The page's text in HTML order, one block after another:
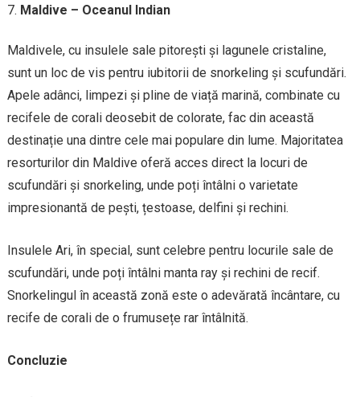
Maldive – Oceanul Indian
Maldivele, cu insulele sale pitorești și lagunele cristaline,
sunt un loc de vis pentru iubitorii de snorkeling și scufundări.
Apele adânci, limpezi și pline de viață marină, combinate cu
recifele de corali deosebit de colorate, fac din această
destinație una dintre cele mai populare din lume. Majoritatea
resorturilor din Maldive oferă acces direct la locuri de
scufundări și snorkeling, unde poți întâlni o varietate
impresionantă de pești, țestoase, delfini și rechini.
Insulele Ari, în special, sunt celebre pentru locurile sale de
scufundări, unde poți întâlni manta ray și rechini de recif.
Snorkelingul în această zonă este o adevărată încântare, cu
recife de corali de o frumusețe rar întâlnită.
Concluzie